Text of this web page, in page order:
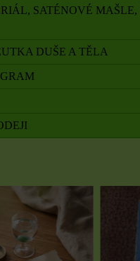
SATÉNOVÉ MAŠLE,
DUŠE A TĚLA